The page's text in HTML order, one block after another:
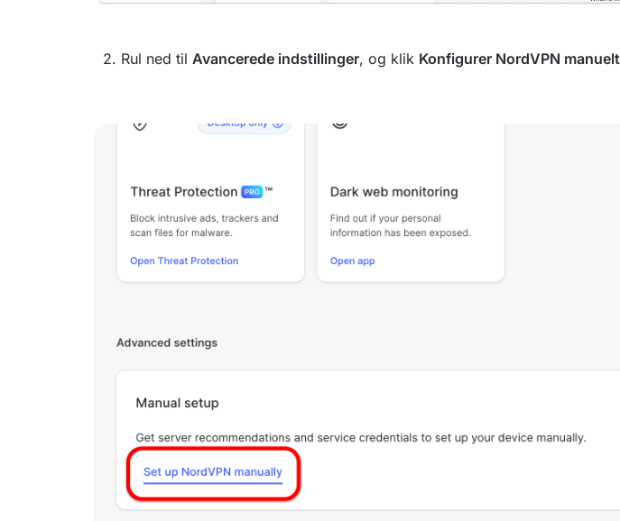
2. Rul ned til Avancerede indstillinger, og klik Konfigurer NordVPN manuelt